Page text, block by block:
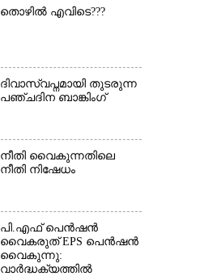
തൊഴിൽ എവിടെ???
ദിവാസ്വപ്നമായി തുടരുന്ന
പഞ്ചദിന ബാങ്കിംഗ്
നീതി വൈകുന്നതിലെ
നീതി നിഷേധം
പി.എഫ് പെൻഷൻ
വൈകരുത് EPS പെൻഷൻ
വൈകുന്നു:
വാർദ്ധക്യത്തിൽ